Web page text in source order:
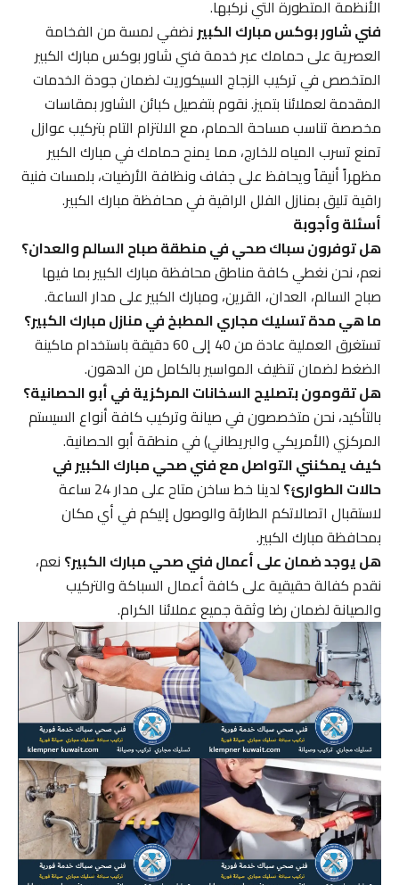
الأنظمة المتطورة التي نركبها.
فني شاور بوكس مبارك الكبيرنضفي لمسة من الفخامة
العصرية على حمامك عبر خدمة فني شاور بوكس مبارك الكبير
المتخصص في تركيب الزجاج السيكوريت لضمان جودة الخدمات
المقدمة لعملائنا بتميز. نقوم بتفصيل كبائن الشاور بمقاسات
مخصصة تناسب مساحة الحمام، مع الالتزام التام بتركيب عوازل
تمنع تسرب المياه للخارج، مما يمنح حمامك في مبارك الكبير
مظهراً أنيقاً ويحافظ على جفاف ونظافة الأرضيات، بلمسات فنية
راقية تليق بمنازل الفلل الراقية في محافظة مبارك الكبير.
أسئلة وأجوبة
هل توفرون سباك صحي في منطقة صباح السالم والعدان؟
نعم، نحن نغطي كافة مناطق محافظة مبارك الكبير بما فيها
صباح السالم، العدان، القرين، ومبارك الكبير على مدار الساعة.
ما هي مدة تسليك مجاري المطبخ في منازل مبارك الكبير؟
تستغرق العملية عادة من 40 إلى 60 دقيقة باستخدام ماكينة
الضغط لضمان تنظيف المواسير بالكامل من الدهون.
هل تقومون بتصليح السخانات المركزية في أبو الحصانية؟
بالتأكيد، نحن متخصصون في صيانة وتركيب كافة أنواع السيستم
المركزي (الأمريكي والبريطاني) في منطقة أبو الحصانية.
كيف يمكنني التواصل مع فني صحي مبارك الكبير في
حالات الطوارئ؟
لدينا خط ساخن متاح على مدار 24 ساعة
لاستقبال اتصالاتكم الطارئة والوصول إليكم في أي مكان
بمحافظة مبارك الكبير.
هل يوجد ضمان على أعمال فني صحي مبارك الكبير؟نعم،
نقدم كفالة حقيقية على كافة أعمال السباكة والتركيب
والصيانة لضمان رضا وثقة جميع عملائنا الكرام.